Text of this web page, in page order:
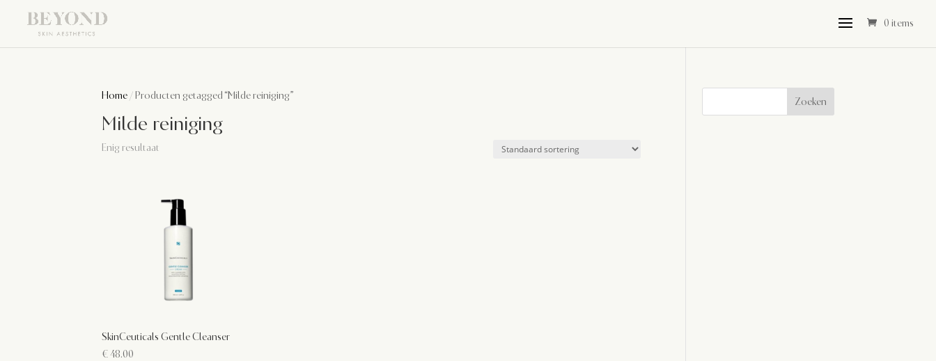
0 items
Home / Producten getagged “Milde reiniging”
Milde reiniging
Enig resultaat
SkinCeuticals Gentle Cleanser
€48.00
Zoeken